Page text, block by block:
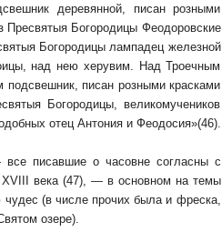
деревянной, писан розными
Пресвятыя Богородицы Феодоровские
Богородицы лампадец железной
над нею херувим. Над Троечным
подсвешник, писан розными красками
Богородицы, великомучеников
отец Антония и Феодосия»(46).
писавшие о часовне согласны с
XVIII века (47), — в основном на темы
(в числе прочих была и фреска,
озере).